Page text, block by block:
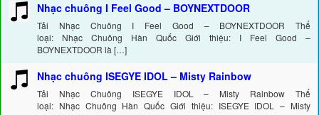
Nhạc chuông I Feel Good – BOYNEXTDOOR
Tải Nhạc Chuông I Feel Good – BOYNEXTDOOR Thể
loại: Nhạc Chuông Hàn Quốc Giới thiệu: I Feel Good –
BOYNEXTDOOR là […]
Nhạc chuông ISEGYE IDOL – Misty Rainbow
Tải Nhạc Chuông ISEGYE IDOL – Misty Rainbow Thể
loại: Nhạc Chuông Hàn Quốc Giới thiệu: ISEGYE IDOL – Misty